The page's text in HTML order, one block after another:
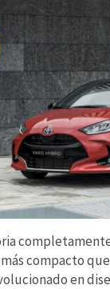
más compacto
en